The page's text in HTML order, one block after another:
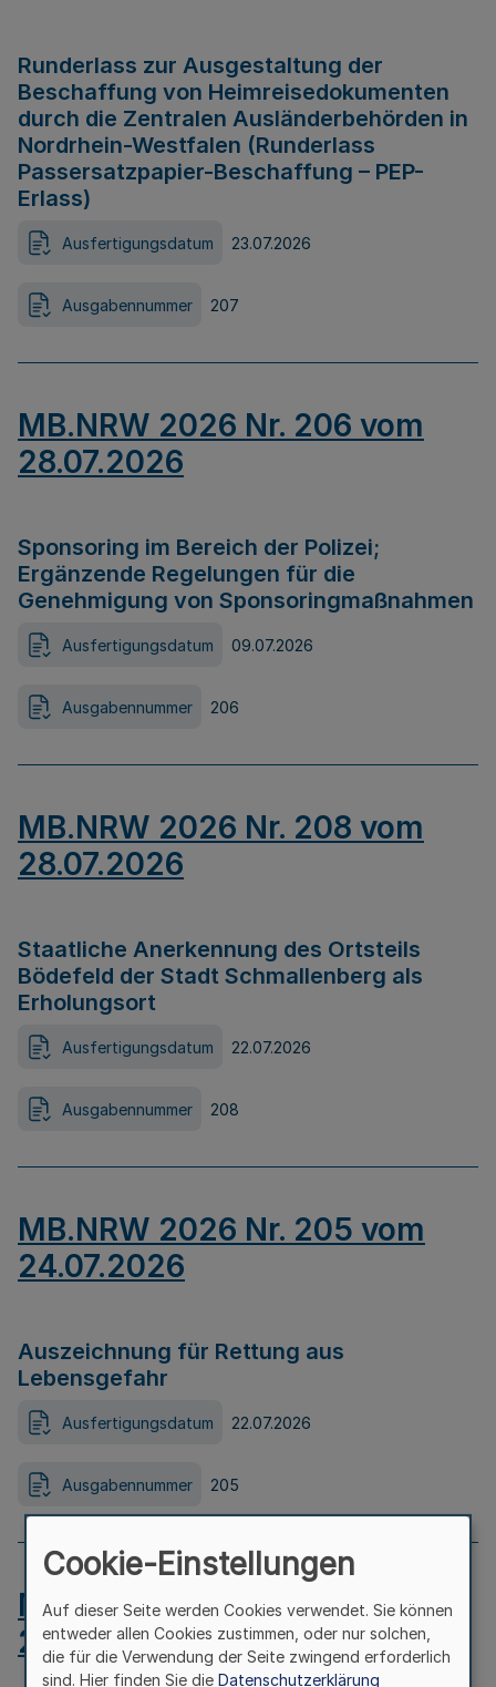
Runderlass zur Ausgestaltung der
Beschaffung von Heimreisedokumenten
durch die Zentralen Ausländerbehörden in
Nordrhein-Westfalen (Runderlass
Passersatzpapier-Beschaffung – PEP-
Erlass)
Ausfertigungsdatum 23.07.2026
Ausgabennummer 207
MB.NRW 2026 Nr. 206 vom
28.07.2026
Sponsoring im Bereich der Polizei;
Ergänzende Regelungen für die
Genehmigung von Sponsoringmaßnahmen
Ausfertigungsdatum 09.07.2026
Ausgabennummer 206
MB.NRW 2026 Nr. 208 vom
28.07.2026
Staatliche Anerkennung des Ortsteils
Bödefeld der Stadt Schmallenberg als
Erholungsort
Ausfertigungsdatum 22.07.2026
Ausgabennummer 208
MB.NRW 2026 Nr. 205 vom
24.07.2026
Auszeichnung für Rettung aus
Lebensgefahr
Ausfertigungsdatum 22.07.2026
Ausgabennummer 205
MB.NRW 2026 Nr. 204 vom
24.07.2026
Cookie-Einstellungen
Auf dieser Seite werden Cookies verwendet. Sie können
entweder allen Cookies zustimmen, oder nur solchen,
die für die Verwendung der Seite zwingend erforderlich
sind. Hier finden Sie die Datenschutzerklärung